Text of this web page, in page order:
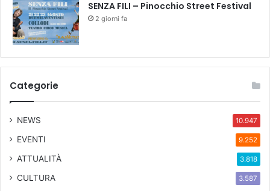
SENZA FILI – Pinocchio Street Festival
2 giorni fa
Categorie
NEWS 10.947
EVENTI 9.252
ATTUALITÀ 3.818
CULTURA 3.587